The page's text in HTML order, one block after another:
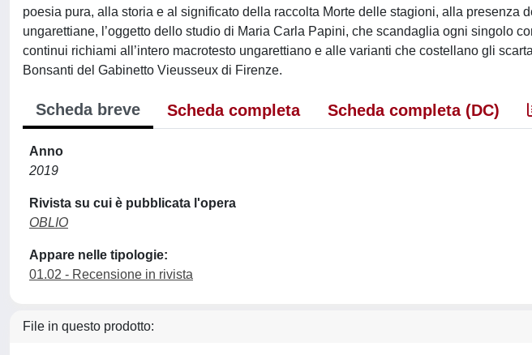
poesia pura, alla storia e al significato della raccolta Morte delle stagioni, alla presenza
ungarettiane, l’oggetto dello studio di Maria Carla Papini, che scandaglia ogni singolo
continui richiami all’intero macrotesto ungarettiano e alle varianti che costellano gli
Bonsanti del Gabinetto Vieusseux di Firenze.
Scheda breve Scheda completa Scheda completa (DC)
Anno
2019
Rivista su cui è pubblicata l'opera
OBLIO
Appare nelle tipologie:
01.02 - Recensione in rivista
File in questo prodotto: